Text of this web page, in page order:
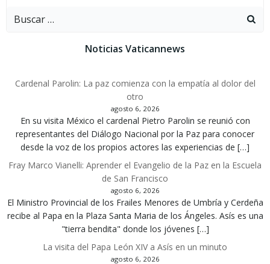
Buscar:
Noticias Vaticannews
Cardenal Parolin: La paz comienza con la empatía al dolor del
otro
agosto 6, 2026
En su visita México el cardenal Pietro Parolin se reunió con
representantes del Diálogo Nacional por la Paz para conocer
desde la voz de los propios actores las experiencias de […]
Fray Marco Vianelli: Aprender el Evangelio de la Paz en la Escuela
de San Francisco
agosto 6, 2026
El Ministro Provincial de los Frailes Menores de Umbría y Cerdeña
recibe al Papa en la Plaza Santa Maria de los Ángeles. Asís es una
"tierra bendita" donde los jóvenes […]
La visita del Papa León XIV a Asís en un minuto
agosto 6, 2026